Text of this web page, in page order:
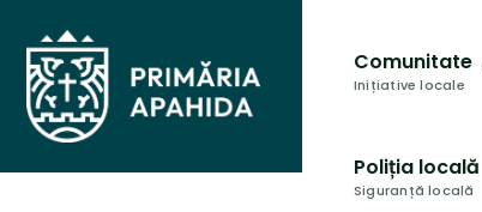
Comunitate
Inițiative locale
Poliția locală
Siguranță locală